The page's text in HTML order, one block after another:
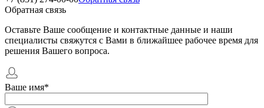
Обратная связь
Оставьте Ваше сообщение и контактные данные и наши
специалисты свяжутся с Вами в ближайшее рабочее время для
решения Вашего вопроса.
Ваше имя*